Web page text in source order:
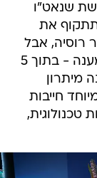
שנאט"ו
את
רוסיה, אבל
אם ההתעצמות הרוסית תימשך ללא מענה - בתוך 5
מיתרון
חייבות
טכנולוגית,